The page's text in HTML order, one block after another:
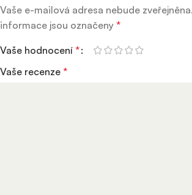
Vaše e-mailová adresa nebude zveřejněna.
informace jsou označeny *
Vaše hodnocení *
Vaše recenze *